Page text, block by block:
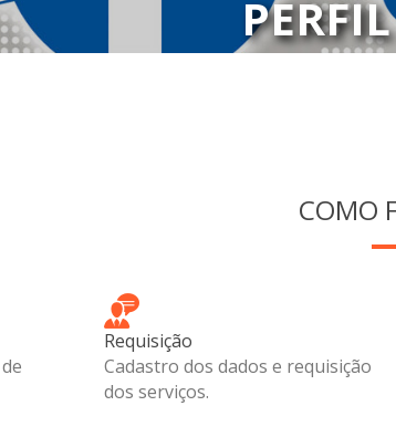
DE
COMO
Requisição
Cadastro dos dados e requisição
dos serviços.